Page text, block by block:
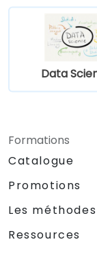
Data
Formations
Catalogue
Promotions
Les
Ressources